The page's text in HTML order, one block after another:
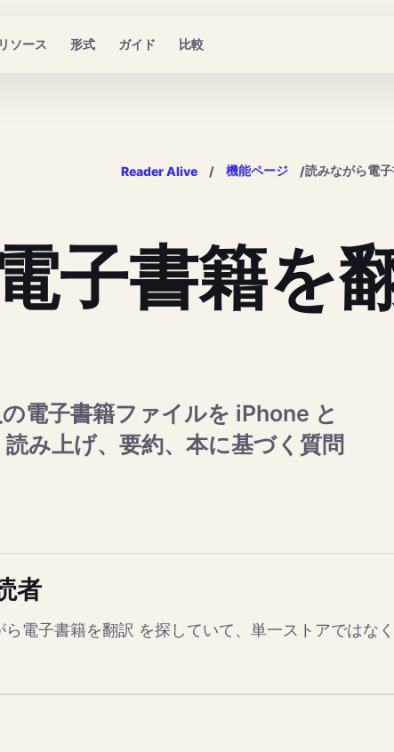
リソース 形式 ガイド 比較
Reader Alive / 機能ページ /読みながら電
子書籍を
電子書籍ファイルを iPhone と
み上げ、要約、本に基づく質問
者
ら電子書籍を翻訳 を探していて、単一ストアではな